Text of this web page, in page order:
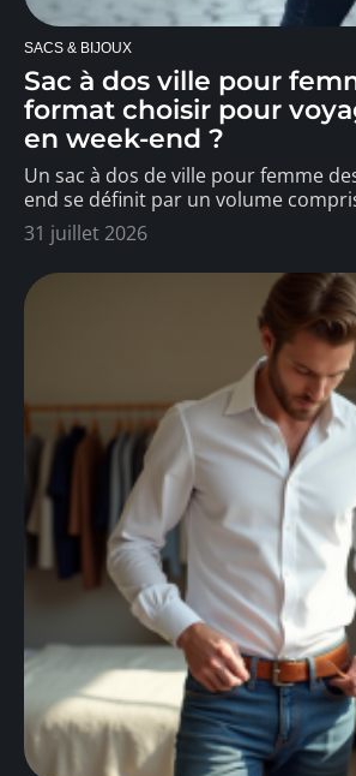
SACS & BIJOUX
Sac à dos ville pour
format choisir pour
en week-end ?
Un sac à dos de ville pour femme
end se définit par un volume
31 juillet 2026